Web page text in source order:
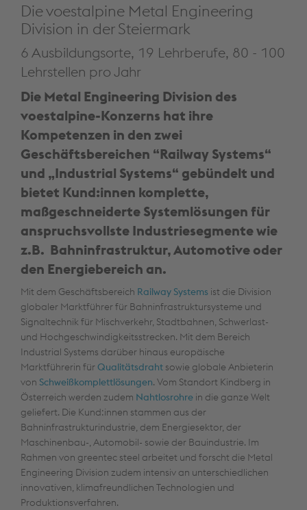
Die voestalpine Metal Engineering
Division in der Steiermark
6 Ausbildungsorte, 19 Lehrberufe, 80 - 100
Lehrstellen pro Jahr
Die Metal Engineering Division des
voestalpine-Konzerns hat ihre
Kompetenzen in den zwei
Geschäftsbereichen “Railway Systems“
und „Industrial Systems“ gebündelt und
bietet Kund:innen komplette,
maßgeschneiderte Systemlösungen für
anspruchsvollste Industriesegmente wie
z.B. Bahninfrastruktur, Automotive oder
den Energiebereich an.
Mit dem Geschäftsbereich Railway Systems ist die Division
globaler Marktführer für Bahninfrastruktursysteme und
Signaltechnik für Mischverkehr, Stadtbahnen, Schwerlast-
und Hochgeschwindigkeitsstrecken. Mit dem Bereich
Industrial Systems darüber hinaus europäische
Marktführerin fürQualitätsdraht sowie globale Anbieterin
von Schweißkomplettlösungen. Vom Standort Kindberg in
Österreich werden zudem Nahtlosrohre in die ganze Welt
geliefert. Die Kund:innen stammen aus der
Bahninfrastrukturindustrie, dem Energiesektor, der
Maschinenbau-, Automobil- sowie der Bauindustrie. Im
Rahmen von greentec steel arbeitet und forscht die Metal
Engineering Division zudem intensiv an unterschiedlichen
innovativen, klimafreundlichen Technologien und
Produktionsverfahren.